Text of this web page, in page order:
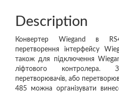
Description
Конвертер Wiegand в
перетворення інтерфейсу
також для підключення
ліфтового
перетворювачів, або
485 можна організувати